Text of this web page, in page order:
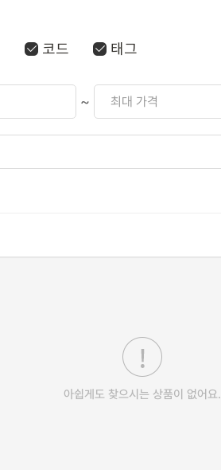
코드 태그
~
아쉽게도 찾으시는 상품이 없어요.